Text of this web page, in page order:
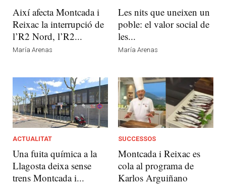
Així afecta Montcada i
Reixac la interrupció de
l’R2 Nord, l’R2...
María Arenas
Les nits que uneixen un
poble: el valor social de
les...
María Arenas
ACTUALITAT
Una fuita química a la
Llagosta deixa sense
trens Montcada i...
SUCCESSOS
Montcada i Reixac es
cola al programa de
Karlos Arguiñano